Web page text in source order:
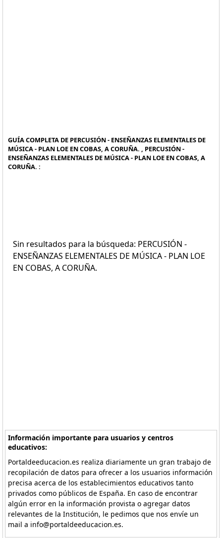
GUÍA COMPLETA DE PERCUSIÓN - ENSEÑANZAS ELEMENTALES DE
MÚSICA - PLAN LOE EN COBAS, A CORUÑA. , PERCUSIÓN -
ENSEÑANZAS ELEMENTALES DE MÚSICA - PLAN LOE EN COBAS, A
CORUÑA. :
Sin resultados para la búsqueda: PERCUSIÓN -
ENSEÑANZAS ELEMENTALES DE MÚSICA - PLAN LOE
EN COBAS, A CORUÑA.
Información importante para usuarios y centros
educativos:
Portaldeeducacion.es realiza diariamente un gran trabajo de
recopilación de datos para ofrecer a los usuarios información
precisa acerca de los establecimientos educativos tanto
privados como públicos de España. En caso de encontrar
algún error en la información provista o agregar datos
relevantes de la Institución, le pedimos que nos envíe un
mail a info@portaldeeducacion.es.